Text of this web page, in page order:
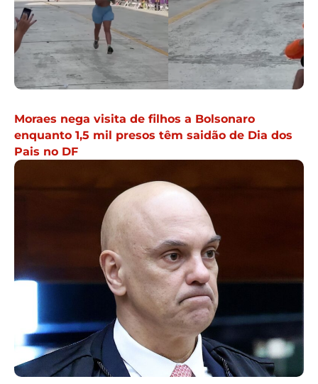
Moraes nega visita de filhos a Bolsonaro
enquanto 1,5 mil presos têm saidão de Dia dos
Pais no DF